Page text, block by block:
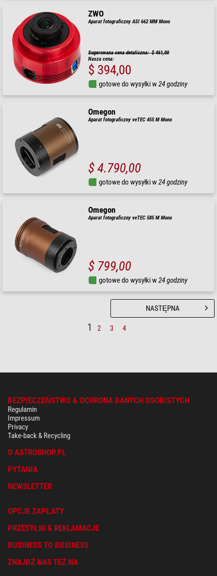
ZWO
Aparat fotograficzny ASI 662 MM Mono
Sugerowana cena detaliczna: $ 461,00
Nasza cena:
$ 394,00
gotowe do wysyłki w24 godziny
Omegon
Aparat fotograficzny veTEC 455 M Mono
$ 4.790,00
gotowe do wysyłki w24 godziny
Omegon
Aparat fotograficzny veTEC 585 M Mono
$ 799,00
gotowe do wysyłki w24 godziny
1 2 3 4
NASTĘPNA
BEZPIECZEŃSTWO & OCHRONA DANYCH OSOBISTYCH
Regulamin
Impressum
Privacy
Take-back & Recycling
O ASTROSHOP.PL
PYTANIA
NEWSLETTER
OPCJE ZAPŁATY
PRZESYŁKI & REKLAMACJE
BUSINESS TO BUSINESS
ZNAJDŹ NAS TEŻ NA